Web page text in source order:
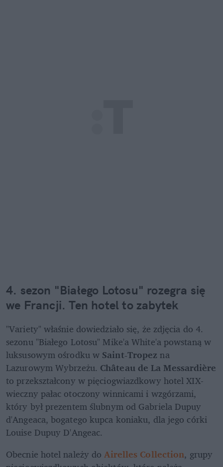
4. sezon "Białego Lotosu" rozegra się
we Francji. Ten hotel to zabytek
"Variety" właśnie dowiedziało się, że zdjęcia do 4.
sezonu "Białego Lotosu" Mike'a White'a powstaną w
luksusowym ośrodku w Saint-Tropez na
Lazurowym Wybrzeżu. Château de La Messardière
to przekształcony w pięciogwiazdkowy hotel XIX-
wieczny pałac otoczony winnicami i wzgórzami,
który był prezentem ślubnym od Gabriela Dupuy
d'Angeaca, bogatego kupca koniaku, dla jego córki
Louise Dupuy D'Angeac.
Obecnie hotel należy do Airelles Collection, grupy